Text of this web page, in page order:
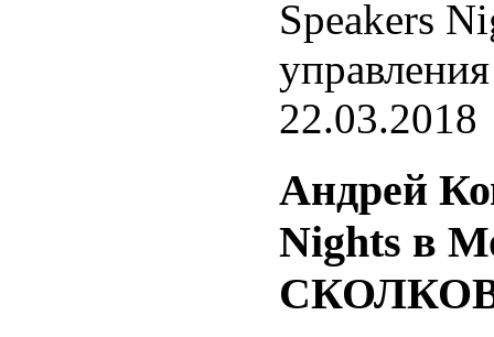
22.03.2018
Андрей
Nights в